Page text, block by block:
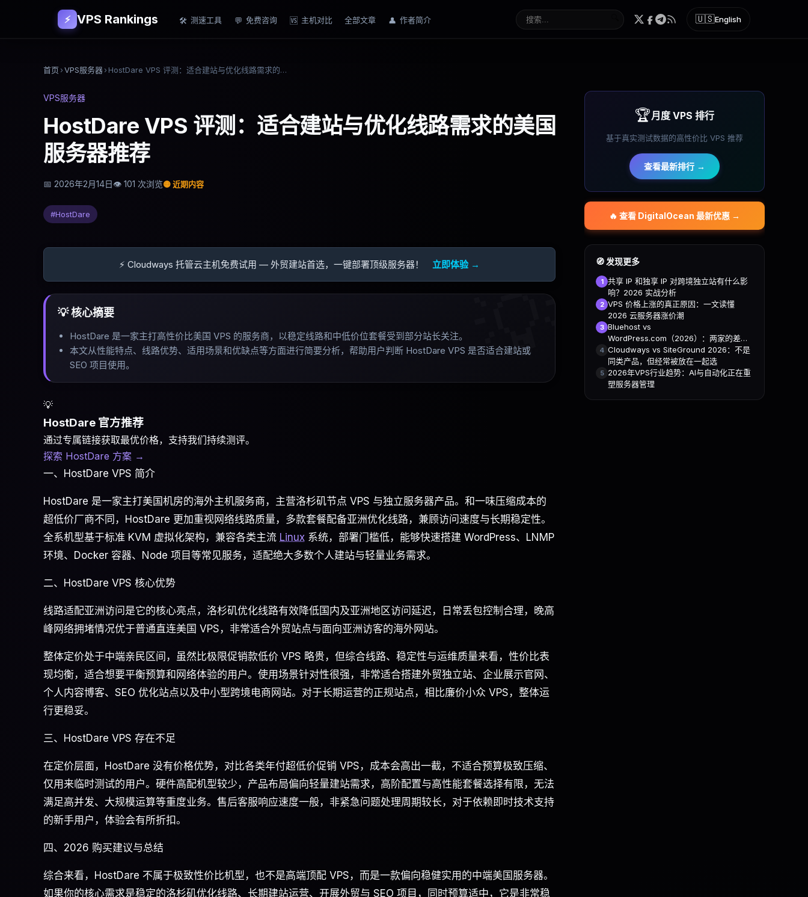
⚡ VPS Rankings 🛠 测速工具 💬 免费咨询 🆚 主机对比 全部文章 👤 作者简介 🇺🇸English
首页 ›VPS服务器› HostDare VPS 评测：适合建站与优化线路需求的美国服务器推荐
VPS服务器
HostDare VPS 评测：适合建站与优化线路需求的美国
服务器推荐
📅 2026年2月14日👁 101 次浏览🟡近期内容
#HostDare
⚡ Cloudways 托管云主机免费试用 — 外贸建站首选，一键部署顶级服务器！ 立即体验 →
💡 核心摘要
HostDare 是一家主打高性价比美国 VPS 的服务商，以稳定线路和中低价位套餐受到部分站长关注。
本文从性能特点、线路优势、适用场景和优缺点等方面进行简要分析，帮助用户判断 HostDare VPS 是否适合建站或
SEO 项目使用。 💡
💡
HostDare 官方推荐
通过专属链接获取最优价格，支持我们持续测评。
探索 HostDare 方案 →
一、HostDare VPS 简介
HostDare 是一家主打美国机房的海外主机服务商，主营洛杉矶节点 VPS 与独立服务器产品。和一味压缩成本的
超低价厂商不同，HostDare 更加重视网络线路质量，多款套餐配备亚洲优化线路，兼顾访问速度与长期稳定性。
全系机型基于标准 KVM 虚拟化架构，兼容各类主流 Linux 系统，部署门槛低，能够快速搭建 WordPress、LNMP
环境、Docker 容器、Node 项目等常见服务，适配绝大多数个人建站与轻量业务需求。
二、HostDare VPS 核心优势
线路适配亚洲访问是它的核心亮点，洛杉矶优化线路有效降低国内及亚洲地区访问延迟，日常丢包控制合理，晚高
峰网络拥堵情况优于普通直连美国 VPS，非常适合外贸站点与面向亚洲访客的海外网站。
整体定价处于中端亲民区间，虽然比极限促销款低价 VPS 略贵，但综合线路、稳定性与运维质量来看，性价比表
现均衡，适合想要平衡预算和网络体验的用户。使用场景针对性很强，非常适合搭建外贸独立站、企业展示官网、
个人内容博客、SEO 优化站点以及中小型跨境电商网站。对于长期运营的正规站点，相比廉价小众 VPS，整体运
行更稳妥。
三、HostDare VPS 存在不足
在定价层面，HostDare 没有价格优势，对比各类年付超低价促销 VPS，成本会高出一截，不适合预算极致压缩、
仅用来临时测试的用户。硬件高配机型较少，产品布局偏向轻量建站需求，高阶配置与高性能套餐选择有限，无法
满足高并发、大规模运算等重度业务。售后客服响应速度一般，非紧急问题处理周期较长，对于依赖即时技术支持
的新手用户，体验会有所折扣。
四、2026 购买建议与总结
综合来看，HostDare 不属于极致性价比机型，也不是高端顶配 VPS，而是一款偏向稳健实用的中端美国服务器。
如果你的核心需求是稳定的洛杉矶优化线路、长期建站运营、开展外贸与 SEO 项目，同时预算适中，它是非常稳
🏆 月度 VPS 排行
基于真实测试数据的高性价比 VPS 推荐
查看最新排行 →
🔥 查看 DigitalOcean 最新优惠 →
🧭 发现更多
1 共享 IP 和独享 IP 对跨境独立站有什么影
响？2026 实战分析
2 VPS 价格上涨的真正原因：一文读懂
2026 云服务器涨价潮
3 Bluehost vs
WordPress.com（2026）：两家的差距
到底在哪？
4 Cloudways vs SiteGround 2026：不是
同类产品，但经常被放在一起选
5 2026年VPS行业趋势：AI与自动化正在重
塑服务器管理